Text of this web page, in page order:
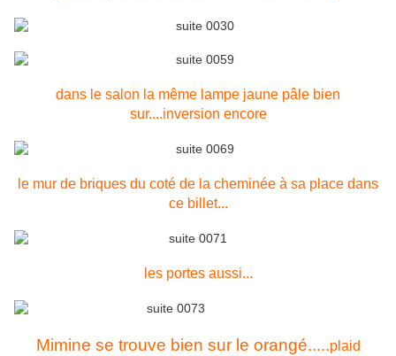
dans le salon la même lampe jaune pâle bien
sur....inversion encore
le mur de briques du coté de la cheminée à sa place dans
ce billet...
les portes aussi...
Mimine se trouve bien sur le orangé.....plaid